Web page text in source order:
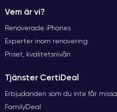
Vem är vi?
Renoverade iPhones
Experter inom renovering
Priset, kvalitetsnivån
Tjänster CertiDeal
Erbjudanden som du inte får missa
FamilyDeal